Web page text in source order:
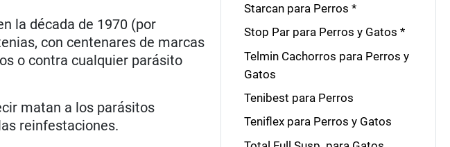
la década de 1970 (por
con centenares de marcas
o contra cualquier parásito
matan a los parásitos
reinfestaciones.
Starcan para Perros *
Stop Par para Perros y Gatos *
Telmin Cachorros para Perros y
Gatos
Tenibest para Perros
Teniflex para Perros y Gatos